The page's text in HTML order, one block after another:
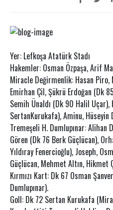
Yer: Lefkoşa Atatürk Stadı
Hakemler: Osman Özpaşa, Arif
Miracle Değirmenlik: Hasan
Emirhan Çil, Şükrü Erdoğan (Dk
Semih Ünaldı (Dk 90 Halil Uçar),
SertanKurukafa), Aminu, Hüseyin
Tremeşeli H. Dumlupınar: Alihan
Gören (Dk 76 Berk Güçlücan),
Yıldıray Fenercioğlu), Joseph,
Güçlücan, Mehmet Altın, Hikmet
Kırmızı Kart: Dk 67 Osman
Dumlupınar).
Goll: Dk 72 Sertan Kurukafa